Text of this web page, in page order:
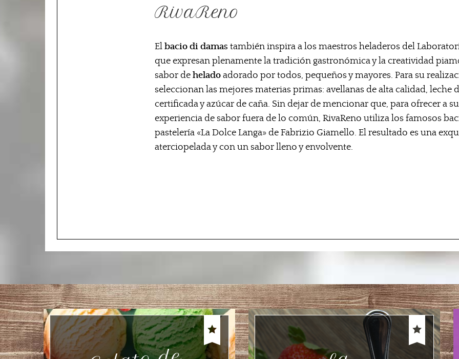
RivaReno
El bacio di damas también inspira a los maestros heladeros del
que expresan plenamente la tradición gastronómica y la creatividad
sabor de helado adorado por todos, pequeños y mayores. Para su
seleccionan las mejores materias primas: avellanas de alta calidad, leche
certificada y azúcar de caña. Sin dejar de mencionar que, para ofrecer a
experiencia de sabor fuera de lo común, RivaReno utiliza los famosos
pastelería «La Dolce Langa» de Fabrizio Giamello. El resultado es una
aterciopelada y con un sabor lleno y envolvente.